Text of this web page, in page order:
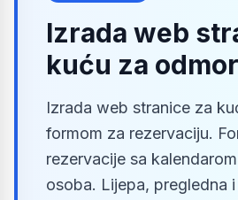
Izrada web
kuću za odmor
Izrada web stranice za
formom za rezervaciju.
rezervacije sa
osoba. Lijepa, pregledna